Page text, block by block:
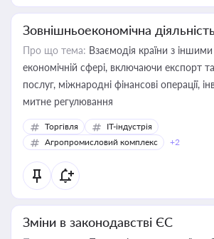
Зовнішньоекономічна діяльність
Про що тема: Взаємодія країни з
економічній сфері, включаючи експорт
послуг, міжнародні фінансові операції,
митне регулювання
Торгівля
IT-індустрія
Агропромисловий комплекс
+2
Зміни в законодавстві ЄС